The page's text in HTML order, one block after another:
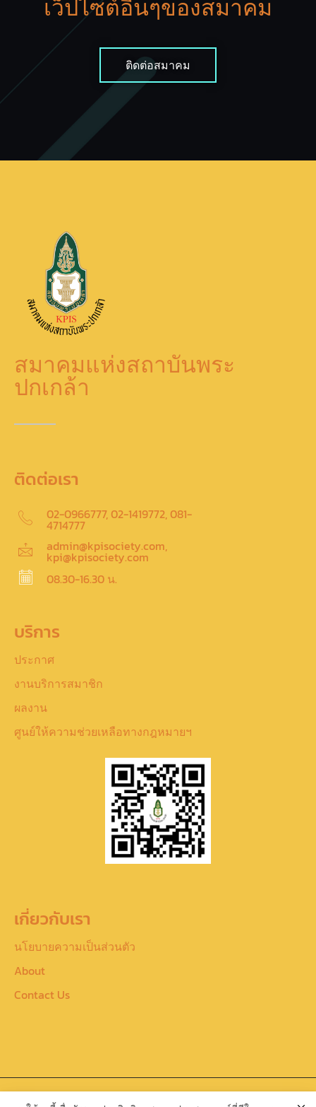
เว็ปไซต์อื่นๆของสมาคม
ติดต่อสมาคม
สมาคมแห่งสถาบันพระ
ปกเกล้า
ติดต่อเรา
02-0966777, 02-1419772, 081-
4714777
admin@kpisociety.com,
kpi@kpisociety.com
08.30-16.30 น.
บริการ
ประกาศ
งานบริการสมาชิก
ผลงาน
ศูนย์ให้ความช่วยเหลือทางกฎหมายฯ
เกี่ยวกับเรา
นโยบายความเป็นส่วนตัว
About
Contact Us